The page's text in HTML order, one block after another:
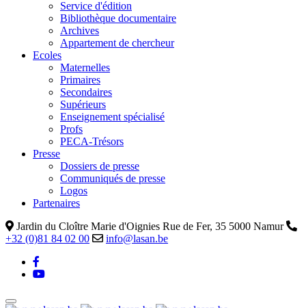
Service d'édition
Bibliothèque documentaire
Archives
Appartement de chercheur
Ecoles
Maternelles
Primaires
Secondaires
Supérieurs
Enseignement spécialisé
Profs
PECA-Trésors
Presse
Dossiers de presse
Communiqués de presse
Logos
Partenaires
Jardin du Cloître Marie d'Oignies Rue de Fer, 35 5000 Namur
+32 (0)81 84 02 00
info@lasan.be